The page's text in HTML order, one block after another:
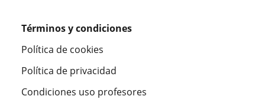
Términos y condiciones
Política de cookies
Política de privacidad
Condiciones uso profesores